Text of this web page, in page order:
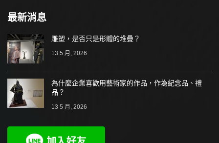
最新消息
雕塑，是否只是形體的堆疊？
13 5 月, 2026
為什麼企業喜歡用藝術家的作品，作為紀念品、禮
品？
13 5 月, 2026